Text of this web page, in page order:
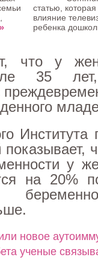
статью,
влияние
ребенка
что у
35 лет,
Института
у
на 20%
новое
ученые